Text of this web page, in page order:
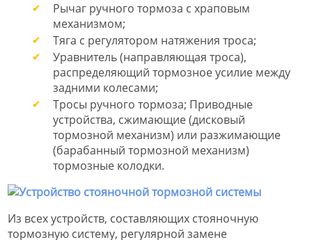
Рычаг ручного тормоза с храповым
механизмом;
Тяга с регулятором натяжения троса;
Уравнитель (направляющая троса),
распределяющий тормозное усилие между
задними колесами;
Тросы ручного тормоза; Приводные
устройства, сжимающие (дисковый
тормозной механизм) или разжимающие
(барабанный тормозной механизм)
тормозные колодки.
Из всех устройств, составляющих стояночную
тормозную систему, регулярной замене